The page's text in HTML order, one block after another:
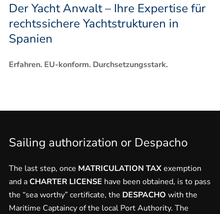
Der Yacht Anwalt – Ihre Expertise für
rechtssichere Yachtstrukturen in
Spanien
Erfahren. EU-konform. Durchsetzungsstark.
Sailing authorization or Despacho
The last step, once MATRICULATION TAXexemption
and aCHARTER LICENSE have been obtained, is to pass
the “sea worthy” certificate, the DESPACHO with the
Maritime Captaincy of the local Port Authority. The